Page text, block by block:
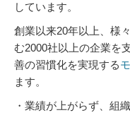
しています。
創業以来20年以上、様
む2000社以上の企業を
善の習慣化を実現する
ます。
・業績が上がらず、組